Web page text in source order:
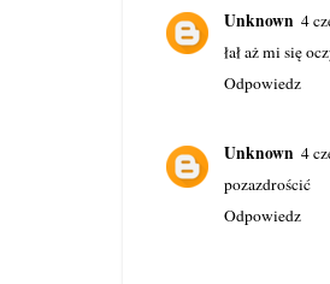
Unknown 4
łał aż mi się
Odpowiedz
Unknown 4
pozazdrościć
Odpowiedz